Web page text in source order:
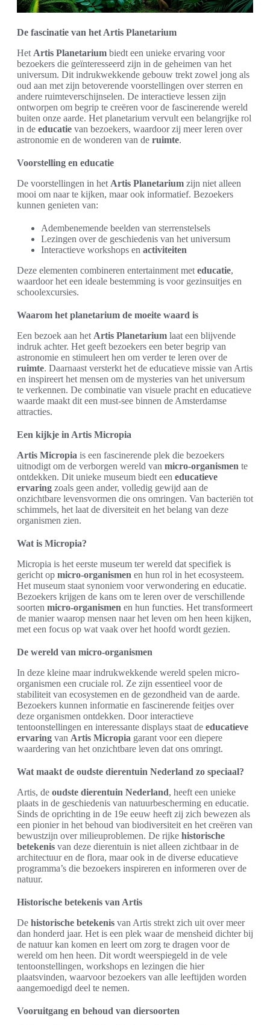
De fascinatie van het Artis Planetarium
Het Artis Planetarium biedt een unieke ervaring voor
bezoekers die geïnteresseerd zijn in de geheimen van het
universum. Dit indrukwekkende gebouw trekt zowel jong als
oud aan met zijn betoverende voorstellingen over sterren en
andere ruimteverschijnselen. De interactieve lessen zijn
ontworpen om begrip te creëren voor de fascinerende wereld
buiten onze aarde. Het planetarium vervult een belangrijke rol
in de educatie van bezoekers, waardoor zij meer leren over
astronomie en de wonderen van de ruimte.
Voorstelling en educatie
De voorstellingen in het Artis Planetarium zijn niet alleen
mooi om naar te kijken, maar ook informatief. Bezoekers
kunnen genieten van:
Adembenemende beelden van sterrenstelsels
Lezingen over de geschiedenis van het universum
Interactieve workshops en activiteiten
Deze elementen combineren entertainment met educatie,
waardoor het een ideale bestemming is voor gezinsuitjes en
schoolexcursies.
Waarom het planetarium de moeite waard is
Een bezoek aan het Artis Planetarium laat een blijvende
indruk achter. Het geeft bezoekers een beter begrip van
astronomie en stimuleert hen om verder te leren over de
ruimte. Daarnaast versterkt het de educatieve missie van Artis
en inspireert het mensen om de mysteries van het universum
te verkennen. De combinatie van visuele pracht en educatieve
waarde maakt dit een must-see binnen de Amsterdamse
attracties.
Een kijkje in Artis Micropia
Artis Micropia is een fascinerende plek die bezoekers
uitnodigt om de verborgen wereld van micro-organismen te
ontdekken. Dit unieke museum biedt een educatieve
ervaring zoals geen ander, volledig gewijd aan de
onzichtbare levensvormen die ons omringen. Van bacteriën tot
schimmels, het laat de diversiteit en het belang van deze
organismen zien.
Wat is Micropia?
Micropia is het eerste museum ter wereld dat specifiek is
gericht op micro-organismen en hun rol in het ecosysteem.
Het museum staat synoniem voor verwondering en educatie.
Bezoekers krijgen de kans om te leren over de verschillende
soorten micro-organismen en hun functies. Het transformeert
de manier waarop mensen naar het leven om hen heen kijken,
met een focus op wat vaak over het hoofd wordt gezien.
De wereld van micro-organismen
In deze kleine maar indrukwekkende wereld spelen micro-
organismen een cruciale rol. Ze zijn essentieel voor de
stabiliteit van ecosystemen en de gezondheid van de aarde.
Bezoekers kunnen informatie en fascinerende feitjes over
deze organismen ontdekken. Door interactieve
tentoonstellingen en interessante displays staat de educatieve
ervaring van Artis Micropia garant voor een diepere
waardering van het onzichtbare leven dat ons omringt.
Wat maakt de oudste dierentuin Nederland zo speciaal?
Artis, de oudste dierentuin Nederland, heeft een unieke
plaats in de geschiedenis van natuurbescherming en educatie.
Sinds de oprichting in de 19e eeuw heeft zij zich bewezen als
een pionier in het behoud van biodiversiteit en het creëren van
bewustzijn over milieuproblemen. De rijke historische
betekenis van deze dierentuin is niet alleen zichtbaar in de
architectuur en de flora, maar ook in de diverse educatieve
programma’s die bezoekers inspireren en informeren over de
natuur.
Historische betekenis van Artis
De historische betekenis van Artis strekt zich uit over meer
dan honderd jaar. Het is een plek waar de mensheid dichter bij
de natuur kan komen en leert om zorg te dragen voor de
wereld om hen heen. Dit wordt weerspiegeld in de vele
tentoonstellingen, workshops en lezingen die hier
plaatsvinden, waarvoor bezoekers van alle leeftijden worden
aangemoedigd deel te nemen.
Vooruitgang en behoud van diersoorten